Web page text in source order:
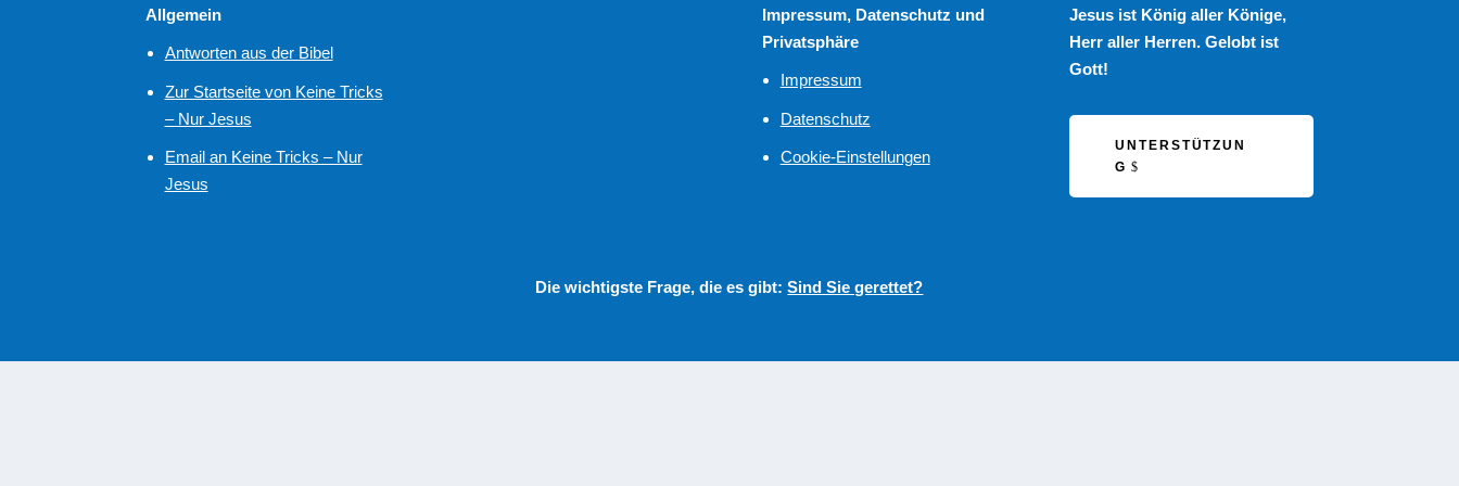
Allgemein
Antworten aus der Bibel
Zur Startseite von Keine Tricks
– Nur Jesus
Email an Keine Tricks – Nur
Jesus
Impressum, Datenschutz und
Privatsphäre
Impressum
Datenschutz
Cookie-Einstellungen
Jesus ist König aller Könige,
Herr aller Herren. Gelobt ist
Gott!
UNTERSTÜTZUN
G
Die wichtigste Frage, die es gibt:Sind Sie gerettet?